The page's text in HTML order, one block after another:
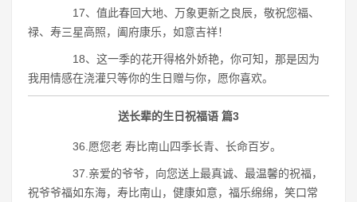
17、值此春回大地、万象更新之良辰，敬祝您福、
禄、寿三星高照，阖府康乐，如意吉祥！
18、这一季的花开得格外娇艳，你可知，那是因为
我用情感在浇灌只等你的生日赠与你，愿你喜欢。
送长辈的生日祝福语 篇3
36.愿您老 寿比南山四季长青、长命百岁。
37.亲爱的爷爷，向您送上最真诚、最温馨的祝福，
祝爷爷福如东海，寿比南山，健康如意，福乐绵绵，笑口常